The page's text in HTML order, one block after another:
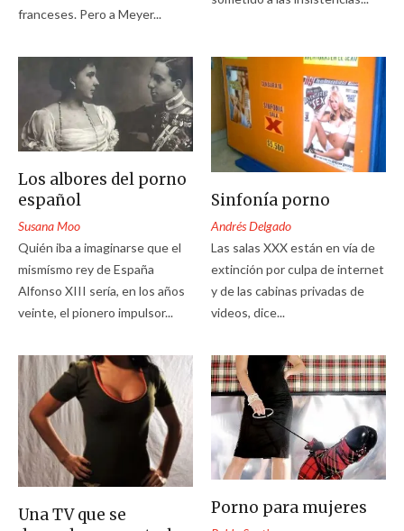
franceses. Pero a Meyer...
Los albores del porno
español
Susana Moo
Quién iba a imaginarse que el
mismísmo rey de España
Alfonso XIII sería, en los años
veinte, el pionero impulsor...
Sinfonía porno
Andrés Delgado
Las salas XXX están en vía de
extinción por culpa de internet
y de las cabinas privadas de
videos, dice...
Una TV que se
Porno para mujeres